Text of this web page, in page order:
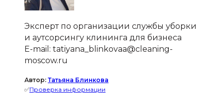
Эксперт по организации службы уборки
и аутсорсингу клининга для бизнеса
E-mail: tatiyana_blinkovaa@cleaning-
moscow.ru
Автор: Татьяна Блинкова
✅Проверка информации